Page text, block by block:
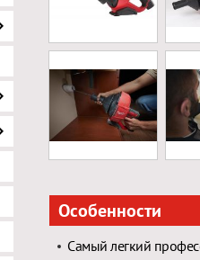
Особенности
Самый легкий